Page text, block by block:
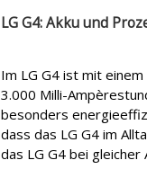
LG G4: Akku und
Im LG G4 ist mit
3.000 Milli-
besonders
dass das LG G4 im
das LG G4 bei